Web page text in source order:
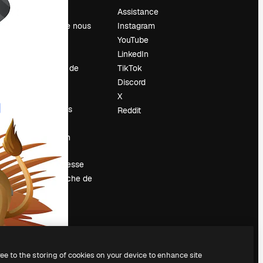
À propos de nous
Tendances de
Événements
Vendre mon
contenu
Salle de presse
À la recherche de
magnific.ai
Assistance
Instagram
YouTube
LinkedIn
TikTok
Discord
X
Reddit
to the storing of cookies on your device to enhance site